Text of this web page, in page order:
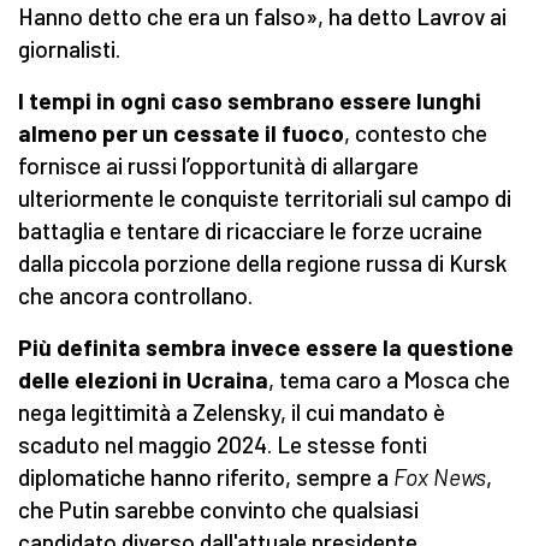
Hanno detto che era un falso», ha detto Lavrov ai
giornalisti.
I tempi in ogni caso sembrano essere lunghi
almeno per un cessate il fuoco, contesto che
fornisce ai russi l’opportunità di allargare
ulteriormente le conquiste territoriali sul campo di
battaglia e tentare di ricacciare le forze ucraine
dalla piccola porzione della regione russa di Kursk
che ancora controllano.
Più definita sembra invece essere la questione
delle elezioni in Ucraina, tema caro a Mosca che
nega legittimità a Zelensky, il cui mandato è
scaduto nel maggio 2024. Le stesse fonti
diplomatiche hanno riferito, sempre a Fox News,
che Putin sarebbe convinto che qualsiasi